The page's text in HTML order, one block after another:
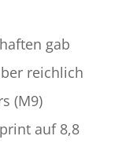
gab
reichlich
(M9)
auf 8,8